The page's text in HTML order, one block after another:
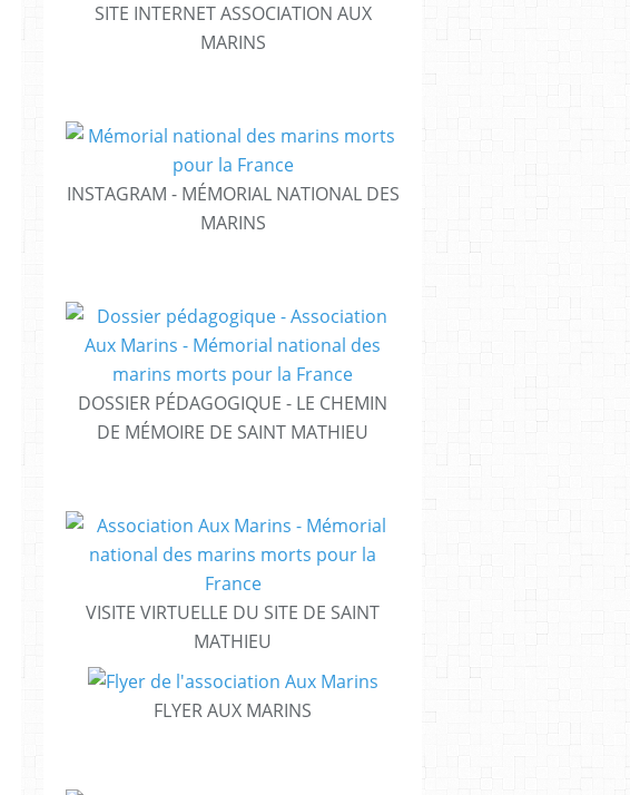
SITE INTERNET ASSOCIATION AUX
MARINS
INSTAGRAM - MÉMORIAL NATIONAL DES
MARINS
DOSSIER PÉDAGOGIQUE - LE CHEMIN
DE MÉMOIRE DE SAINT MATHIEU
VISITE VIRTUELLE DU SITE DE SAINT
MATHIEU
FLYER AUX MARINS